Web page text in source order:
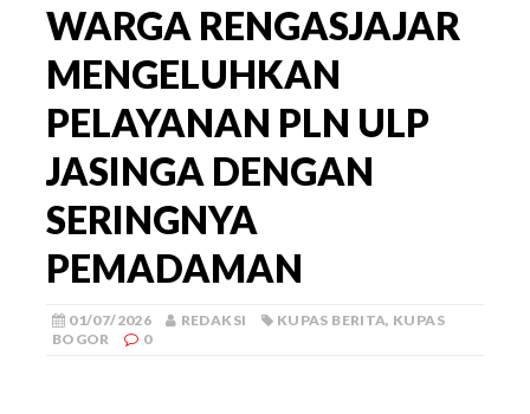
WARGA RENGASJAJAR
MENGELUHKAN
PELAYANAN PLN ULP
JASINGA DENGAN
SERINGNYA
PEMADAMAN
01/07/2026 REDAKSI KUPAS BERITA, KUPAS
BOGOR
0